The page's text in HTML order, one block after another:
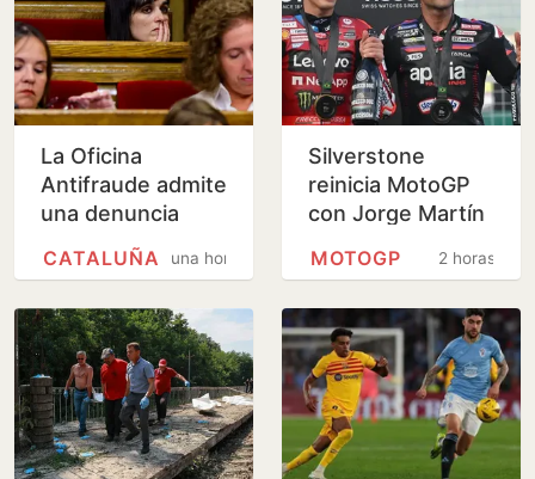
La Oficina
Antifraude admite
una denuncia
contratación de la
como policía…
una hora
CATALUÑA
Silverstone
reinicia MotoGP
con Jorge Martín
Márquez al
2 horas
MOTOGP